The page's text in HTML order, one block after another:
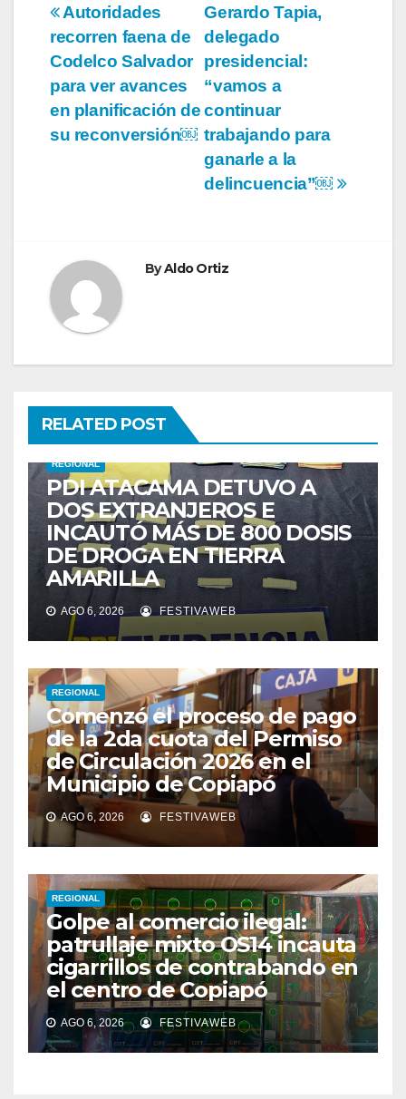
Navegación
de
entradas
Gerardo Tapia,
delegado
presidencial:
“vamos a
continuar
trabajando para
ganarle a la
delincuencia”￼
Autoridades
recorren faena de
Codelco Salvador
para ver avances
en planificación de
su reconversión￼
ByAldo Ortiz
RELATED POST
REGIONAL
PDI ATACAMA DETUVO A
DOS EXTRANJEROS E
INCAUTÓ MÁS DE 800 DOSIS
DE DROGA EN TIERRA
AMARILLA
AGO 6, 2026 FESTIVAWEB
REGIONAL
Comenzó el proceso de pago
de la 2da cuota del Permiso
de Circulación 2026 en el
Municipio de Copiapó
AGO 6, 2026 FESTIVAWEB
REGIONAL
Golpe al comercio ilegal:
patrullaje mixto OS14 incauta
cigarrillos de contrabando en
el centro de Copiapó
AGO 6, 2026 FESTIVAWEB